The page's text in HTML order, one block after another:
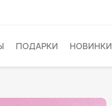
ПОДАРКИ НОВИНКИ